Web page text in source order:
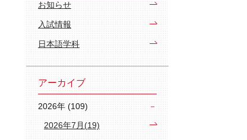
お知らせ
入試情報
日本語学科
アーカイブ
2026年 (109)
2026年7月(19)